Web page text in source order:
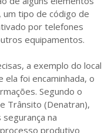
um tipo de código de
por telefones
equipamentos.
a exemplo do local
foi encaminhada, o
Segundo o
Trânsito (Denatran),
na
produtivo